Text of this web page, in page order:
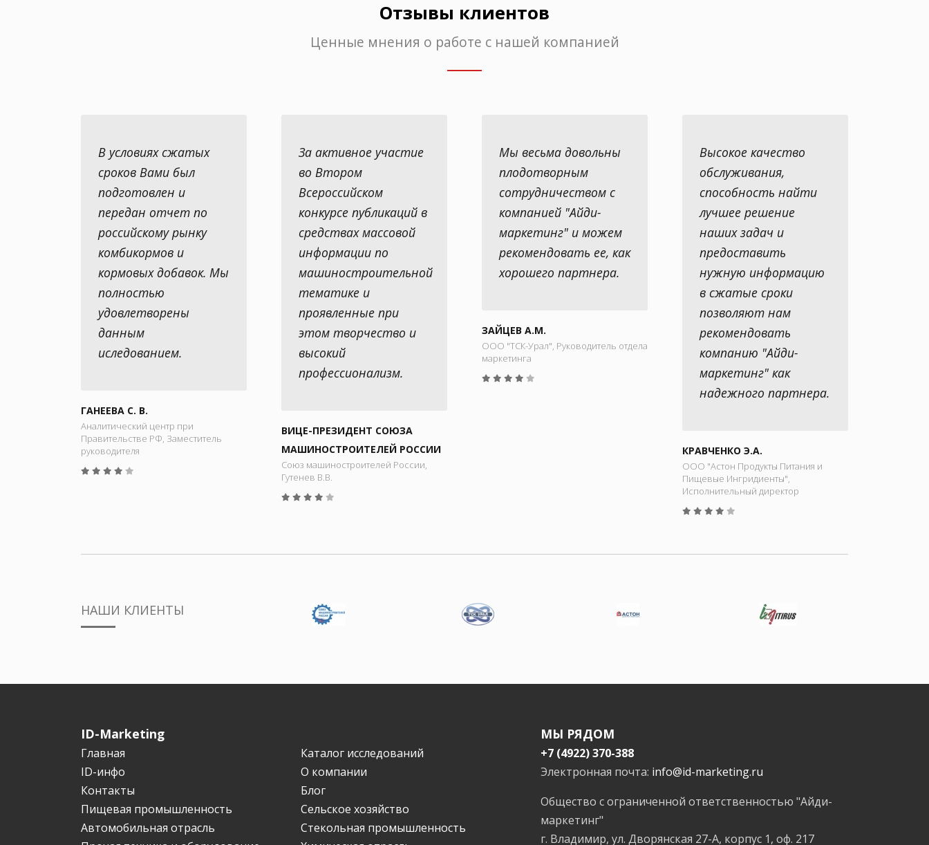
Отзывы клиентов
Ценные мнения о работе с нашей компанией
В условиях сжатых
сроков Вами был
подготовлен и
передан отчет по
российскому рынку
комбикормов и
кормовых добавок. Мы
полностью
удовлетворены
данным
иследованием.
ГАНЕЕВА С. В.
Аналитический центр при
Правительстве РФ, Заместитель
руководителя
За активное участие
во Втором
Всероссийском
конкурсе публикаций в
средствах массовой
информации по
машиностроительной
тематике и
проявленные при
этом творчество и
высокий
профессионализм.
ВИЦЕ-ПРЕЗИДЕНТ СОЮЗА
МАШИНОСТРОИТЕЛЕЙ РОССИИ
Союз машиностроителей России,
Гутенев В.В.
Мы весьма довольны
плодотворным
сотрудничеством с
компанией "Айди-
маркетинг" и можем
рекомендовать ее, как
хорошего партнера.
ЗАЙЦЕВ А.М.
ООО "ТСК-Урал", Руководитель отдела
маркетинга
Высокое качество
обслуживания,
способность найти
лучшее решение
наших задач и
предоставить
нужную информацию
в сжатые сроки
позволяют нам
рекомендовать
компанию "Айди-
маркетинг" как
надежного партнера.
КРАВЧЕНКО Э.А.
ООО "Астон Продукты Питания и
Пищевые Ингридиенты",
Исполнительный директор
НАШИ КЛИЕНТЫ
ID-Marketing
Главная
Каталог исследований
ID-инфо
О компании
Контакты
Блог
Пищевая промышленность
Сельское хозяйство
Автомобильная отрасль
Стекольная промышленность
МЫ РЯДОМ
+7 (4922) 370-388
Электронная почта: info@id-marketing.ru
Общество с ограниченной ответственностью "Айди-
маркетинг"
г. Владимир, ул. Дворянская 27-А, корпус 1, оф. 217